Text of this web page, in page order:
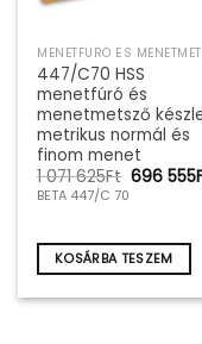
447/C70 HSS
menetfúró és
menetmetsző
metrikus normál és
finom menet
1 071 625Ft Original
071
625Ft.
696 555
BETA 447/C 70
KOSÁRBA TESZEM